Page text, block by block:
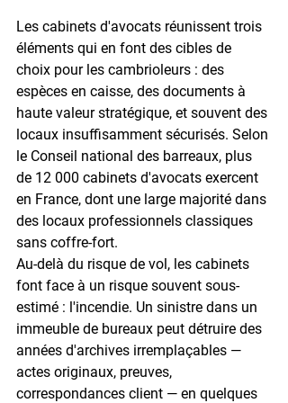
Les cabinets d'avocats réunissent trois
éléments qui en font des cibles de
choix pour les cambrioleurs : des
espèces en caisse, des documents à
haute valeur stratégique, et souvent des
locaux insuffisamment sécurisés. Selon
le Conseil national des barreaux, plus
de 12 000 cabinets d'avocats exercent
en France, dont une large majorité dans
des locaux professionnels classiques
sans coffre-fort.
Au-delà du risque de vol, les cabinets
font face à un risque souvent sous-
estimé : l'incendie. Un sinistre dans un
immeuble de bureaux peut détruire des
années d'archives irremplaçables —
actes originaux, preuves,
correspondances client — en quelques